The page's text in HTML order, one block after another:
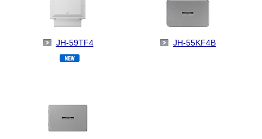
JH-59TF4 JH-55KF4B